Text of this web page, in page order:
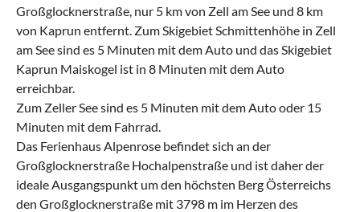
Großglocknerstraße, nur 5 km von Zell am See und 8 km
von Kaprun entfernt. Zum Skigebiet Schmittenhöhe in Zell
am See sind es 5 Minuten mit dem Auto und das Skigebiet
Kaprun Maiskogel ist in 8 Minuten mit dem Auto
erreichbar.
Zum Zeller See sind es 5 Minuten mit dem Auto oder 15
Minuten mit dem Fahrrad.
Das Ferienhaus Alpenrose befindet sich an der
Großglocknerstraße Hochalpenstraße und ist daher der
ideale Ausgangspunkt um den höchsten Berg Österreichs
den Großglocknerstraße mit 3798 m im Herzen des